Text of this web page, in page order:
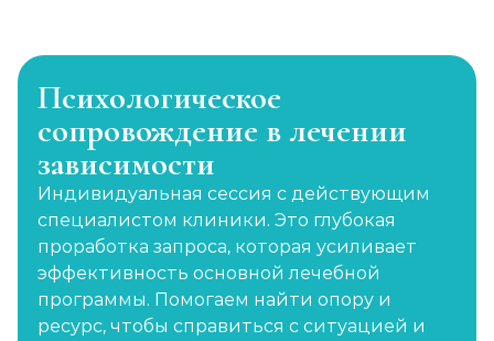
Психологическое
сопровождение в лечении
зависимости
Индивидуальная сессия с действующим
специалистом клиники. Это глубокая
проработка запроса, которая усиливает
эффективность основной лечебной
программы. Помогаем найти опору и
ресурс, чтобы справиться с ситуацией и